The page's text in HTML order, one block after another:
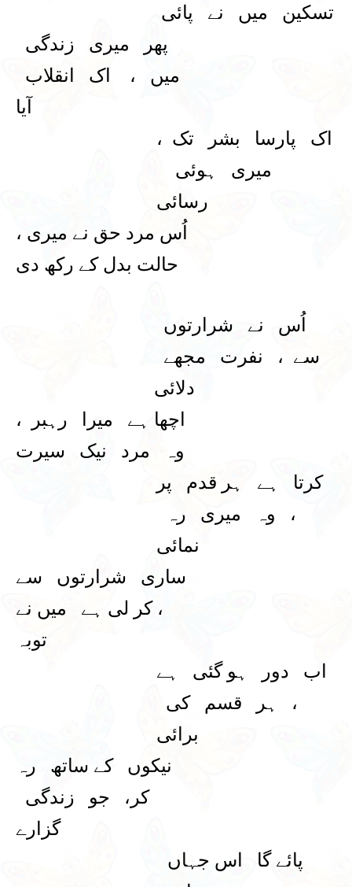
تسکین میں نے پائی
پھر میری زندگی
میں ، اک انقلاب
آیا
اک پارسا بشر تک ،
میری ہوئی
رسائی
اُس مرد حق نے میری ،
حالت بدل کے رکھ دی
اُس نے شرارتوں
سے ، نفرت مجھے
دلائی
اچھا ہے میرا رہبر ،
وہ مرد نیک سیرت
کرتا ہے ہر قدم پر
، وہ میری رہ
نمائی
ساری شرارتوں سے
، کر لی ہے میں نے
توبہ
اب دور ہو گئی ہے
، ہر قسم کی
برائی
نیکوں کے ساتھ رہ
کر، جو زندگی
گزارے
پائے گا اس جہاں